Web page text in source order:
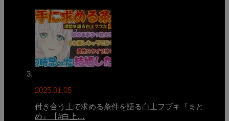
2025.01.05
付き合う上で求める条件を語る白上フブキ『まと
め』【#白上…